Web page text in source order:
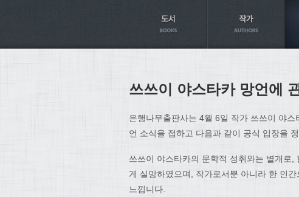
쓰쓰이 야스타카 망언에
은행나무출판사는 4월 6일 작가 쓰쓰이 야
언 소식을 접하고 다음과 같이 공식 입장을
쓰쓰이 야스타카의 문학적 성취와는 별개로
게 실망하였으며, 작가로서뿐 아니라 한 인
느낍니다.